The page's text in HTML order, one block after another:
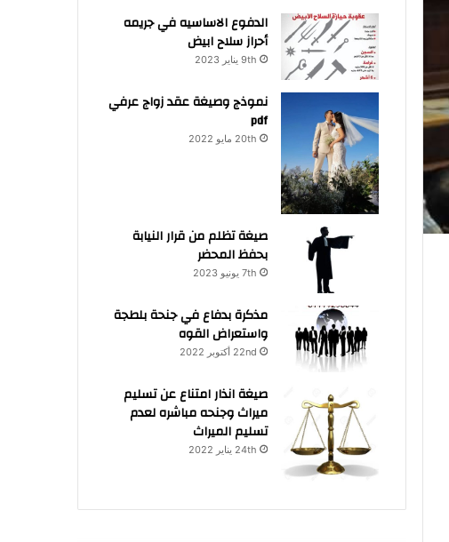
الدفوع الاساسيه في جريمه
أحراز سلاح ابيض
9th يناير 2023
نموذج وصيغة عقد زواج عرفي
pdf
20th مايو 2022
صيغة تظلم من قرار النيابة
بحفظ المحضر
7th يونيو 2023
مذكرة بدفاع في جنحة بلطجة
واستعراض القوه
22nd أكتوبر 2022
صيغة انذار امتناع عن تسليم
ميراث وجنحه مباشره لعدم
تسليم الميراث
24th يناير 2022